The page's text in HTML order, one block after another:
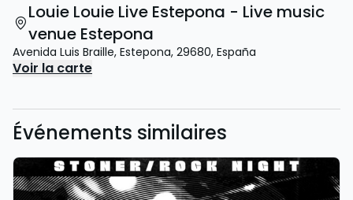
Louie Louie Live Estepona - Live music
venue Estepona
Avenida Luis Braille, Estepona, 29680, España
Voir la carte
Événements similaires